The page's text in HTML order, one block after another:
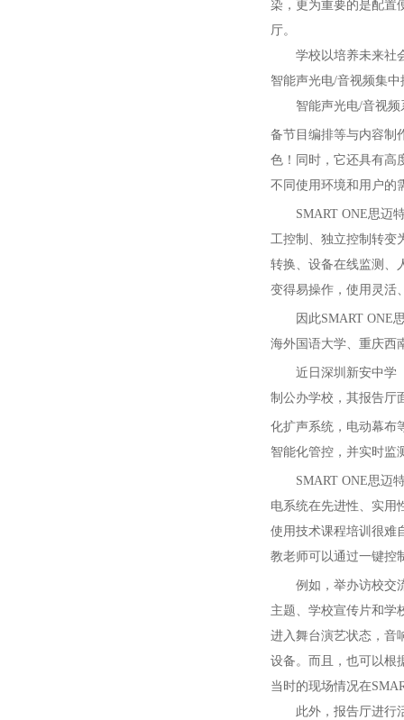
染，更为重要的是配置
厅。
学校以培养未来社
智能声光电/音视频集
智能声光电/音视
备节目编排等与内容制
色！同时，它还具有高
不同使用环境和用户的
SMART ONE思迈
工控制、独立控制转变
转换、设备在线监测、
变得易操作，使用灵活
因此SMART ONE
海外国语大学、重庆西
近日深圳新安中学
制公办学校，其报告厅
化扩声系统，电动幕布
智能化管控，并实时监
SMART ONE思迈
电系统在先进性、实用
使用技术课程培训很难
教老师可以通过一键控
例如，举办访校交
主题、学校宣传片和学
进入舞台演艺状态，音
设备。而且，也可以根
当时的现场情况在
此外，报告厅进行